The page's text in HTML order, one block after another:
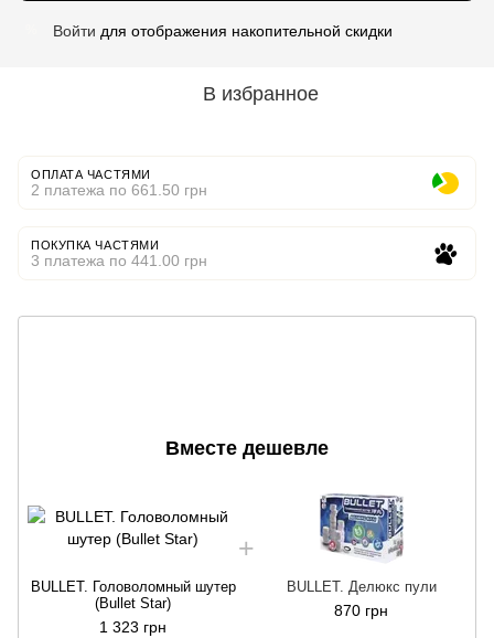
Войти для отображения накопительной скидки
В избранное
ОПЛАТА ЧАСТЯМИ
2 платежа по 661.50 грн
ПОКУПКА ЧАСТЯМИ
3 платежа по 441.00 грн
Вместе дешевле
BULLET. Головоломный шутер
(Bullet Star)
1 323 грн
BULLET. Делюкс пули
870 грн